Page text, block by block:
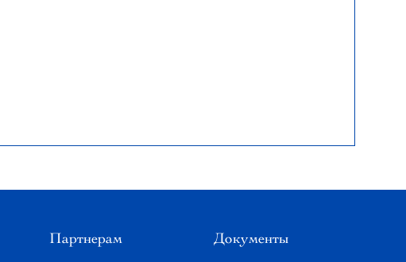
Партнерам Документы